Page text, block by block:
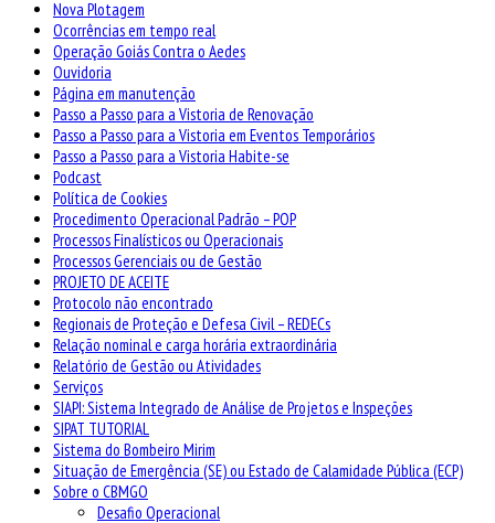
Nova Plotagem
Ocorrências em tempo real
Operação Goiás Contra o Aedes
Ouvidoria
Página em manutenção
Passo a Passo para a Vistoria de Renovação
Passo a Passo para a Vistoria em Eventos Temporários
Passo a Passo para a Vistoria Habite-se
Podcast
Política de Cookies
Procedimento Operacional Padrão – POP
Processos Finalísticos ou Operacionais
Processos Gerenciais ou de Gestão
PROJETO DE ACEITE
Protocolo não encontrado
Regionais de Proteção e Defesa Civil – REDECs
Relação nominal e carga horária extraordinária
Relatório de Gestão ou Atividades
Serviços
SIAPI: Sistema Integrado de Análise de Projetos e Inspeções
SIPAT TUTORIAL
Sistema do Bombeiro Mirim
Situação de Emergência (SE) ou Estado de Calamidade Pública (ECP)
Sobre o CBMGO
Desafio Operacional